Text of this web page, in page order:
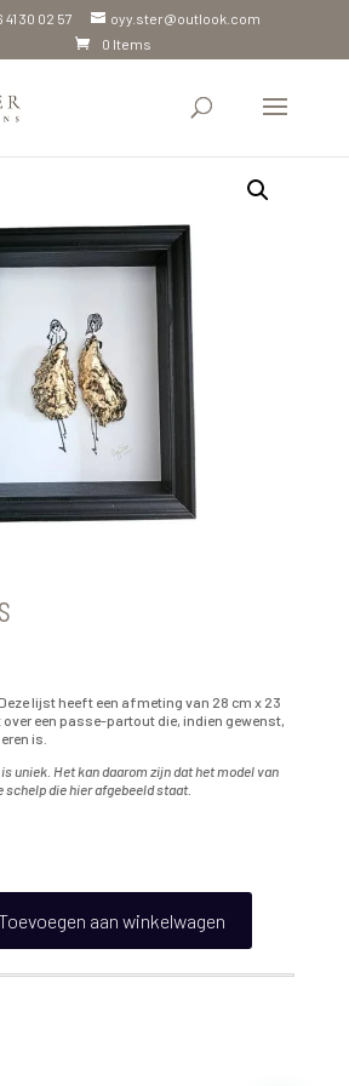
41 30 02 57
oyy.ster@outlook.com
0 Items
lijst heeft een afmeting van 28 cm x 23
over een passe-partout die, indien gewenst,
is.
uniek. Het kan daarom zijn dat het model van
die hier afgebeeld staat.
aan winkelwagen